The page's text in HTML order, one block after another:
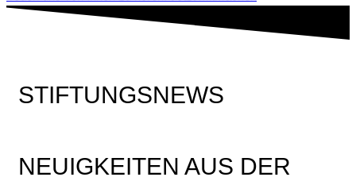
STIFTUNGSNEWS
NEUIGKEITEN AUS DER